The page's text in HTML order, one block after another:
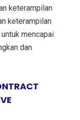
keterampilan
keterampilan
mencapai
dan